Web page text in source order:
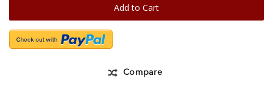
Add to Cart
Compare